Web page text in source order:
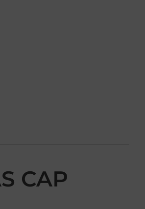
CAP